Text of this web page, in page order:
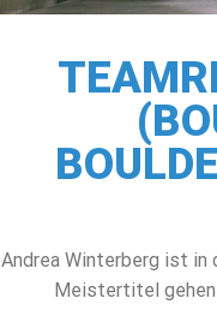
Andrea Winterberg ist in
Meistertitel gehen